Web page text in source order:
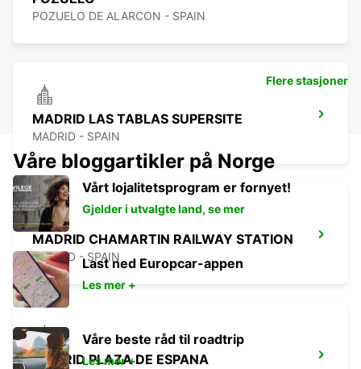
POZUELO DE ALARCON - SPAIN
MADRID LAS TABLAS SUPERSITE
MADRID - SPAIN
MADRID CHAMARTIN RAILWAY STATION
MADRID - SPAIN
MADRID PLAZA DE ESPANA
Flere stasjoner
Våre bloggartikler på Norge
Vårt lojalitetsprogram er fornyet!
Gjelder i utvalgte land, se mer
Last ned Europcar-appen
Les mer +
Våre beste råd til roadtrip
Les mer +